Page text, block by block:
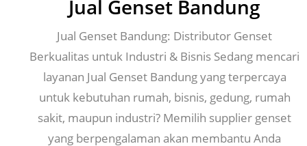
Jual Genset Bandung
Jual Genset Bandung: Distributor Genset
Berkualitas untuk Industri & Bisnis Sedang mencari
layanan Jual Genset Bandung yang terpercaya
untuk kebutuhan rumah, bisnis, gedung, rumah
sakit, maupun industri? Memilih supplier genset
yang berpengalaman akan membantu Anda